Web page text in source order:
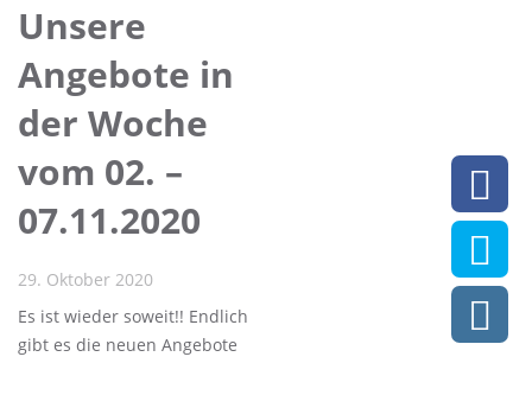
Unsere
Angebote in
der Woche
vom 02. –
07.11.2020
29. Oktober 2020
Es ist wieder soweit!! Endlich
gibt es die neuen Angebote